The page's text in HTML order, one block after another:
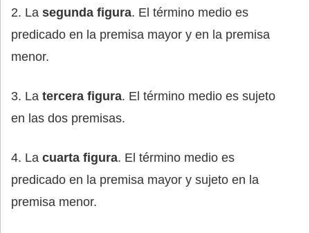
2. La segunda figura. El término medio es
predicado en la premisa mayor y en la premisa
menor.
3. La tercera figura. El término medio es sujeto
en las dos premisas.
4. La cuarta figura. El término medio es
predicado en la premisa mayor y sujeto en la
premisa menor.